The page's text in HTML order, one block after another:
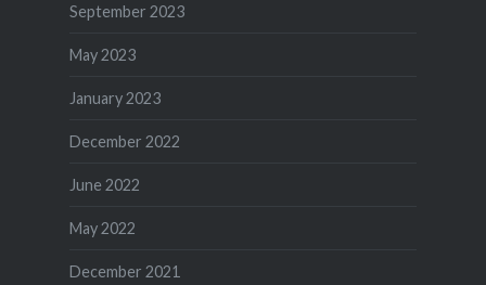
September 2023
May 2023
January 2023
December 2022
June 2022
May 2022
December 2021